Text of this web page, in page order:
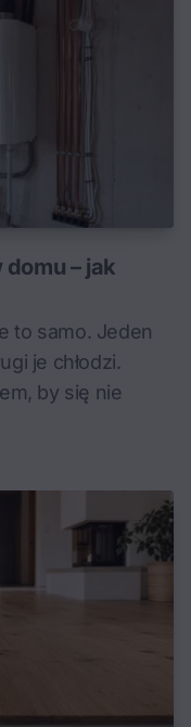
– jak
to samo. Jeden
je chłodzi.
by się nie